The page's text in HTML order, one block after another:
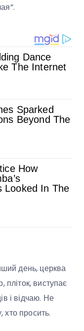
день, церква
пліток, виступає
і відчаю. Не
просить.